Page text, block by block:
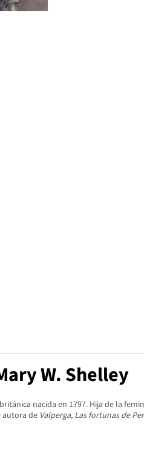
W. Shelley
nacida en 1797. Hija de la
autora de Valperga, Las fortunas de